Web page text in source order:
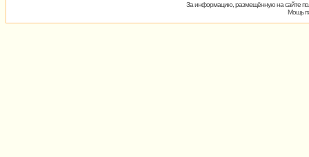
За информацию, размещённую на сайте
Мощь